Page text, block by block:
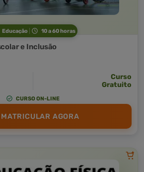
Educação 10 a 60 horas
e Inclusão
Curso
Gratuito
CURSO ON-LINE
MATRICULAR AGORA